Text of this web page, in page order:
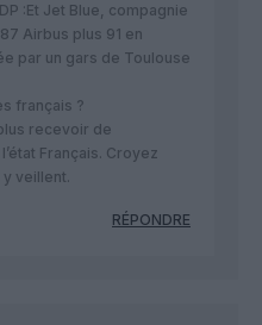
:Et Jet Blue, compagnie
Airbus plus 91 en
par un gars de Toulouse
français ?
recevoir de
Français. Croyez
veillent.
RÉPONDRE